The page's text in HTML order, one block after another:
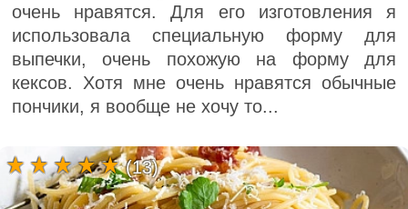
очень нравятся. Для его изготовления я
использовала специальную форму для
выпечки, очень похожую на форму для
кексов. Хотя мне очень нравятся обычные
пончики, я вообще не хочу то...
(13)